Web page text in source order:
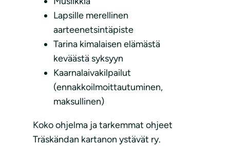
Lapsille merellinen
aarteenetsintäpiste
Tarina kimalaisen elämästä
keväästä syksyyn
Kaarnalaivakilpailut
(ennakkoilmoittautuminen,
maksullinen)
Koko ohjelma ja tarkemmat ohjeet
Träskändan kartanon ystävät ry.